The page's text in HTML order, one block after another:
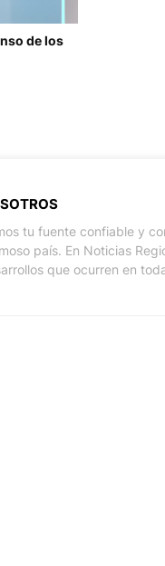
de los
tu fuente confiable y
país. En Noticias
que ocurren en